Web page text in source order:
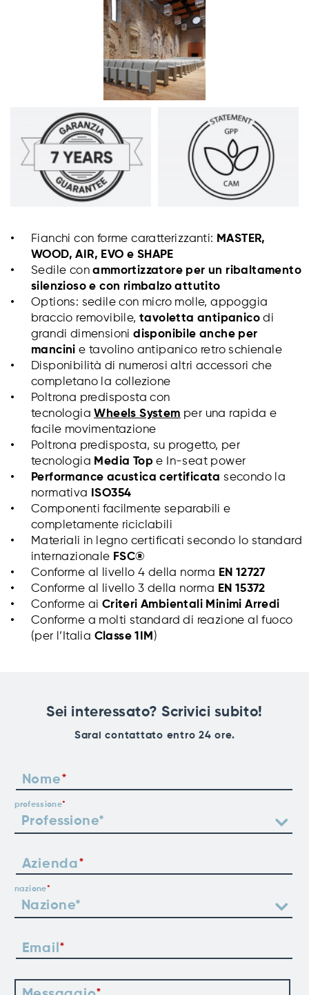
Fianchi con forme caratterizzanti: MASTER,
WOOD,AIR, EVO e SHAPE
Sedile conammortizzatore per un ribaltamento
silenzioso e con rimbalzo attutito
Options: sedile con micro molle, appoggia
braccio removibile, tavoletta antipanico di
grandi dimensionidisponibile anche per
mancini e tavolino antipanico retro schienale
Disponibilità di numerosi altri accessori che
completano la collezione
Poltrona predisposta con
tecnologia Wheels System per una rapida e
facile movimentazione
Poltrona predisposta, su progetto, per
tecnologia Media Top e In-seat power
Performance acustica certificata secondo la
normativa ISO354
Componenti facilmente separabili e
completamente riciclabili
Materiali in legno certificati secondo lo standard
internazionale FSC®
Conforme al livello 4 della norma EN 12727
Conforme al livello 3 della norma EN 15372
Conforme ai Criteri Ambientali Minimi Arredi
Conforme a molti standard di reazione al fuoco
(per l’Italia Classe 1IM)
Sei interessato? Scrivici subito!
Sarai contattato entro 24 ore.
Nome
professione
Azienda
nazione
Email